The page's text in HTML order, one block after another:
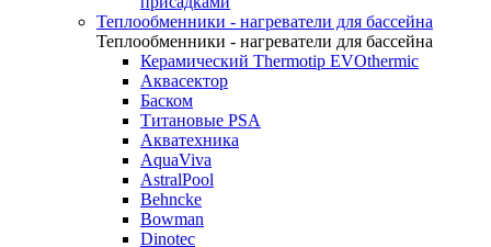
Теплообменники - нагреватели для бассейна
Теплообменники - нагреватели для бассейна
Керамический Thermotip EVOthermic
Аквасектор
Баском
Титановые PSA
Акватехника
AquaViva
AstralPool
Behncke
Bowman
Dinotec